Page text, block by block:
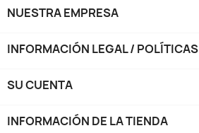
NUESTRA EMPRESA
INFORMACIÓN LEGAL / POLÍTICAS
SU CUENTA
INFORMACIÓN DE LA TIENDA